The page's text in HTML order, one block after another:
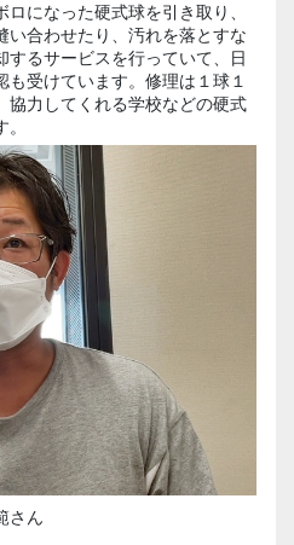
になった硬式球を引き取り、
い合わせたり、汚れを落とすな
するサービスを行っていて、日
受けています。修理は１球１
協力してくれる学校などの硬式
さん